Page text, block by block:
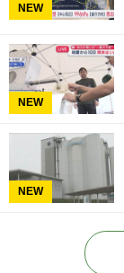
NEW
NEW
NEW